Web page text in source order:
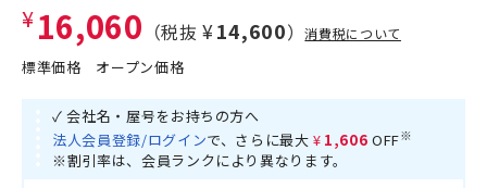
¥16,060 （税抜 ¥14,600）消費税について
標準価格 オープン価格
✓ 会社名・屋号をお持ちの方へ
法人会員登録/ログインで、さらに最大 ¥1,606 OFF※
※割引率は、会員ランクにより異なります。